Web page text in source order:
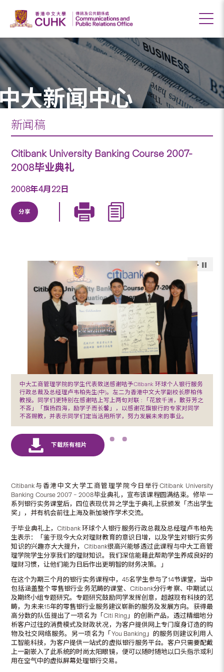
大新闻中心
新闻稿
Citibank University Banking Course 2007-
2008毕业典礼
2008年4月22日
分享
中大工商管理学院的学生代表致送感谢咭予Citibank 环球个人银行服务
行政总裁及总经理卢韦柏先生(中)。左二为香港中文大学副校长廖柏伟
教授。同学们更特别在感谢咭上写上两句对联 : 「花放千洲，散芬芳之
不吝」「旗扬四海，励学子而长馨」，以感谢花旗银行的专家对同学
不吝赐教，并表示同学们定当活用所学，努力发展未来的事业。
Citibank与香港中文大学工商管理学院今日举行Citibank University
Banking Course 2007 – 2008毕业典礼，宣布该课程圆满结束。修毕一
系列银行实务课堂后，四位表现优异之学生于典礼上获颁发「杰出学生
奖」，并有机会前往上海及新加坡作学术交流。
于毕业典礼上，Citibank 环球个人银行服务行政总裁及总经理卢韦柏先
生表示：「鉴于现今大众对理财教育的意识日增，以及学生对银行实务
知识的兴趣亦大大提升，Citibank很高兴能够透过此课程与中大工商管
理学院学生分享我们的理财知识。我们深信能藉此帮助学生养成良好的
理财习惯，让他们能为日后作出更明智的财务决策。」
在这个为期三个月的银行实务课程中，45名学生参与了14节课堂，当中
包括涵盖整个零售银行业务范畴的课堂、Citibank分行考察、中期试以
及期终小组专题研究。专题研究鼓励同学发挥创意，超越现有科技的范
畴，为未来15年的零售银行业服务建议崭新的服务及发展方向。获得最
高分数的队伍提出了一项名为「Citi Ring」的创新产品，透过精细地分
析客户过往的消费模式及财政状况，为客户提供网上专门度身订造的购
物及社交网络服务。另一项名为「You Banking」的服务则建议利用人
工智能科技，为客户提供一站式的虚拟银行服务平台。客户只需要配戴
上一副嵌入了此系统的时尚太阳眼镜，便可以随时随地以口头指示或利
用在空气中的虚拟屏幕处理银行交易。